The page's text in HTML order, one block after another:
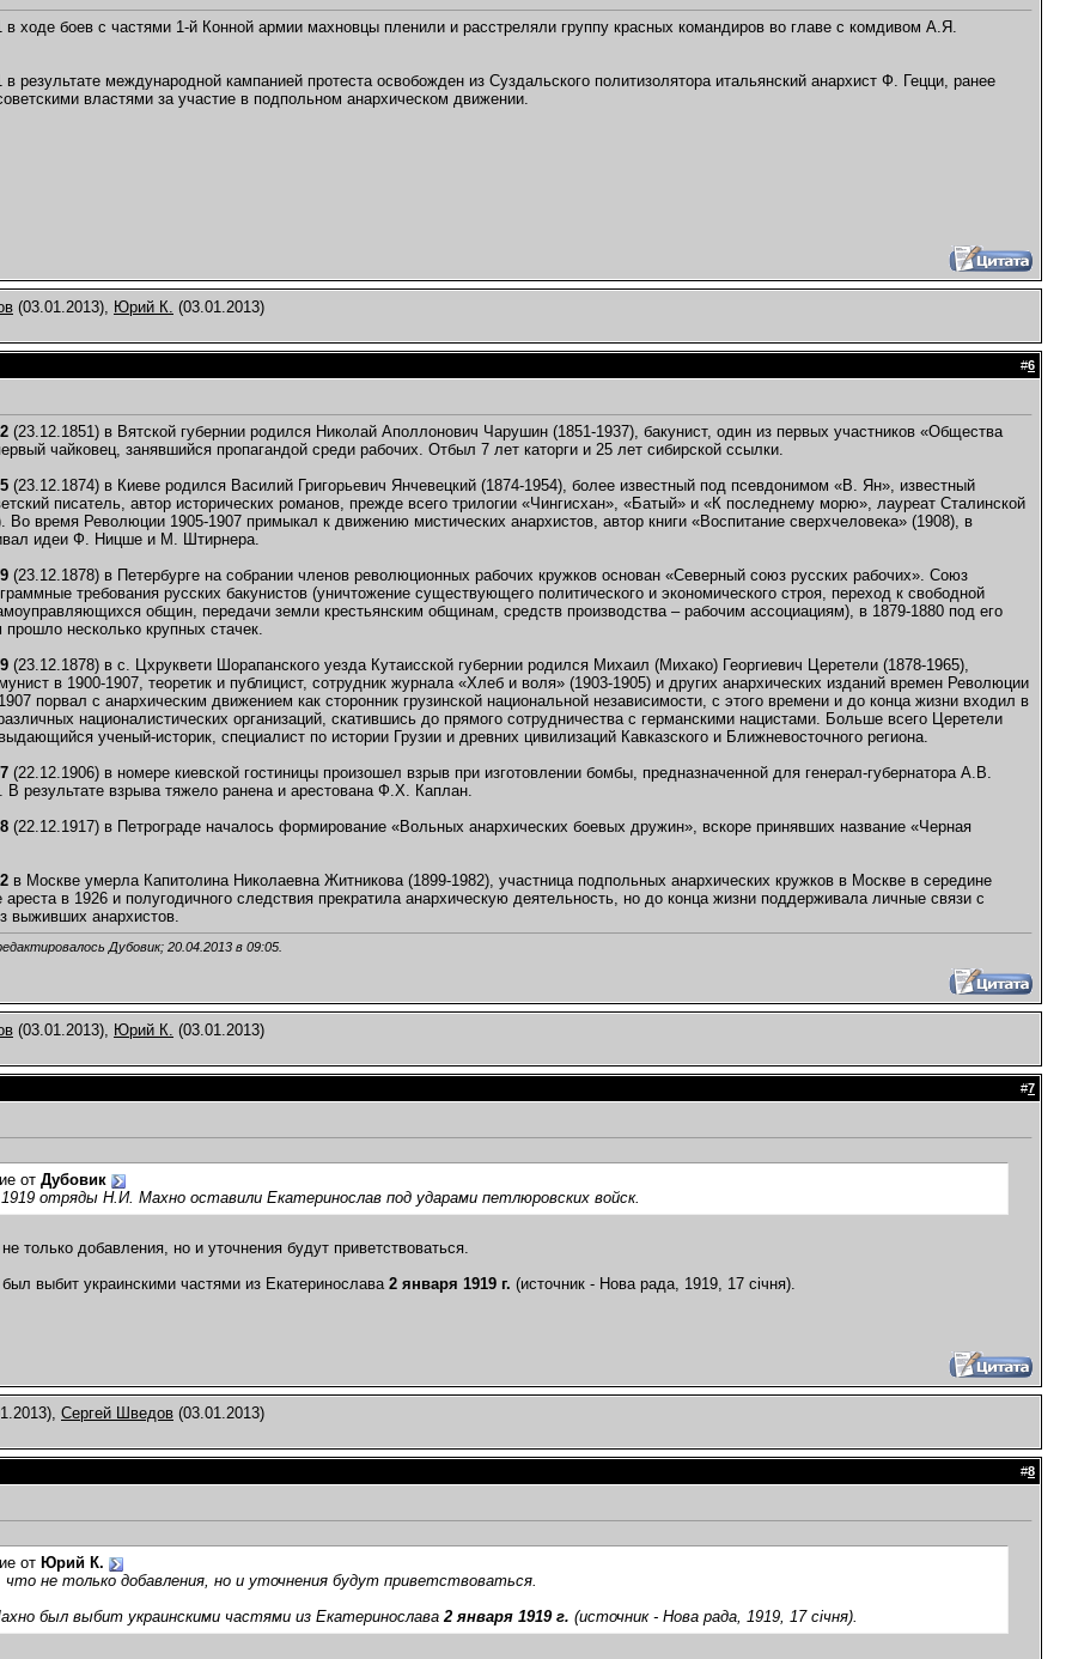
17:24
23:15
16:22
20:53
11:51
10:51
в ходе боев с частями 1-й Конной армии махновцы пленили и расстреляли группу красных командиров во главе с комдивом А.Я.
в результате международной кампанией протеста освобожден из Суздальского политизолятора итальянский анархист Ф. Гецци, ранее
властями за участие в подпольном анархическом движении.
(03.01.2013), Юрий К. (03.01.2013)
#6
(23.12.1851) в Вятской губернии родился Николай Аполлонович Чарушин (1851-1937), бакунист, один из первых участников «Общества
чайковец, занявшийся пропагандой среди рабочих. Отбыл 7 лет каторги и 25 лет сибирской ссылки.
(23.12.1874) в Киеве родился Василий Григорьевич Янчевецкий (1874-1954), более известный под псевдонимом «В. Ян», известный
писатель, автор исторических романов, прежде всего трилогии «Чингисхан», «Батый» и «К последнему морю», лауреат Сталинской
Во время Революции 1905-1907 примыкал к движению мистических анархистов, автор книги «Воспитание сверхчеловека» (1908), в
идеи Ф. Ницше и М. Штирнера.
(23.12.1878) в Петербурге на собрании членов революционных рабочих кружков основан «Северный союз русских рабочих». Союз
требования русских бакунистов (уничтожение существующего политического и экономического строя, переход к свободной
общин, передачи земли крестьянским общинам, средств производства – рабочим ассоциациям), в 1879-1880 под его
прошло несколько крупных стачек.
(23.12.1878) в с. Цхруквети Шорапанского уезда Кутаисской губернии родился Михаил (Михако) Георгиевич Церетели (1878-1965),
в 1900-1907, теоретик и публицист, сотрудник журнала «Хлеб и воля» (1903-1905) и других анархических изданий времен Революции
порвал с анархическим движением как сторонник грузинской национальной независимости, с этого времени и до конца жизни входил в
националистических организаций, скатившись до прямого сотрудничества с германскими нацистами. Больше всего Церетели
ученый-историк, специалист по истории Грузии и древних цивилизаций Кавказского и Ближневосточного региона.
(22.12.1906) в номере киевской гостиницы произошел взрыв при изготовлении бомбы, предназначенной для генерал-губернатора А.В.
В результате взрыва тяжело ранена и арестована Ф.Х. Каплан.
(22.12.1917) в Петрограде началось формирование «Вольных анархических боевых дружин», вскоре принявших название «Черная
в Москве умерла Капитолина Николаевна Житникова (1899-1982), участница подпольных анархических кружков в Москве в середине
ареста в 1926 и полугодичного следствия прекратила анархическую деятельность, но до конца жизни поддерживала личные связи с
выживших анархистов.
Дубовик; 20.04.2013 в 09:05
(03.01.2013), Юрий К. (03.01.2013)
#7
от Дубовик
1919 отряды Н.И. Махно оставили Екатеринослав под ударами петлюровских войск.
только добавления, но и уточнения будут приветствоваться.
выбит украинскими частями из Екатеринослава 2 января 1919 г. (источник - Нова рада, 1919, 17 січня).
Сергей Шведов (03.01.2013)
#8
от Юрий К.
что не только добавления, но и уточнения будут приветствоваться.
был выбит украинскими частями из Екатеринослава2 января 1919 г. (источник - Нова рада, 1919, 17 січня).